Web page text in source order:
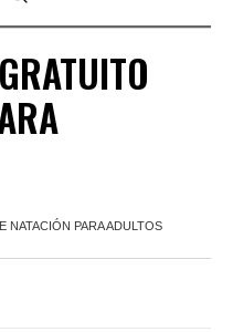
NATACIÓN PARA ADULTOS